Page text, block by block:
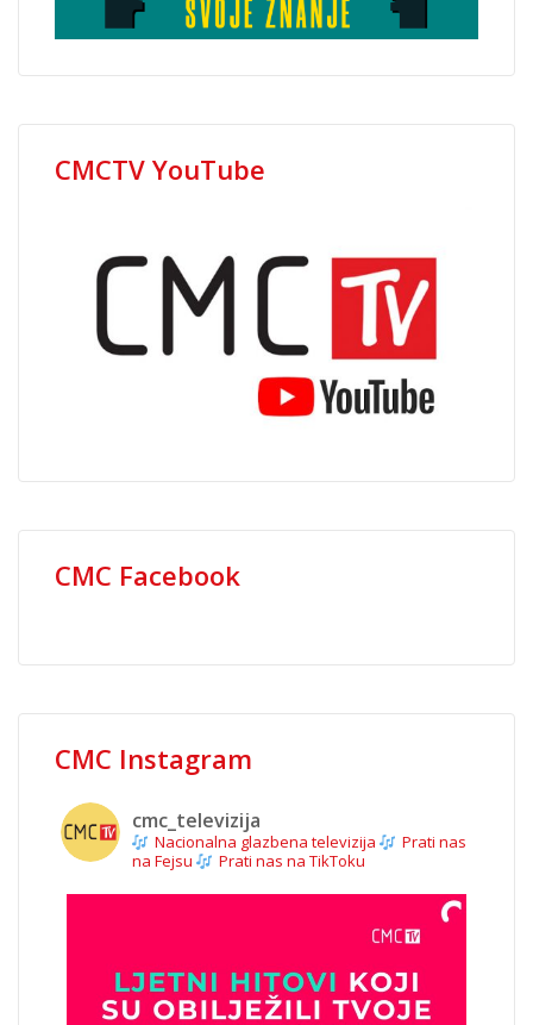
CMCTV YouTube
CMC Facebook
CMC Instagram
cmc_televizija
Nacionalna glazbena televizija
Prati nas
na Fejsu
Prati nas na TikToku